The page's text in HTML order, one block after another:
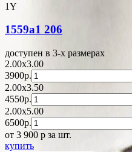
1Y
1559a1 206
доступен в 3-x размерах
2.00x3.00
3900р.
2.00x3.50
4550р.
2.00x5.00
6500р.
от 3 900 p за шт.
купить